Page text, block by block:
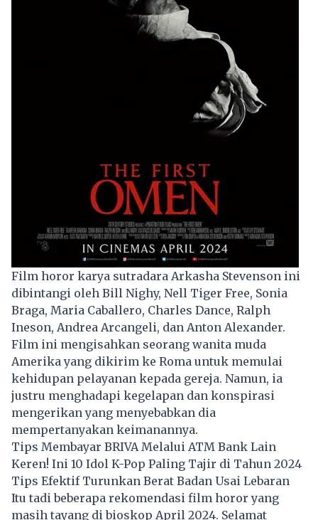
Film horor karya sutradara Arkasha Stevenson ini
dibintangi oleh Bill Nighy, Nell Tiger Free, Sonia
Braga, Maria Caballero, Charles Dance, Ralph
Ineson, Andrea Arcangeli, dan Anton Alexander.
Film ini mengisahkan seorang wanita muda
Amerika yang dikirim ke Roma untuk memulai
kehidupan pelayanan kepada gereja. Namun, ia
justru menghadapi kegelapan dan konspirasi
mengerikan yang menyebabkan dia
mempertanyakan keimanannya.
Tips Membayar BRIVA Melalui ATM Bank Lain
Keren! Ini 10 Idol K-Pop Paling Tajir di Tahun 2024
Tips Efektif Turunkan Berat Badan Usai Lebaran
Itu tadi beberapa rekomendasi film horor yang
masih tayang di bioskop April 2024. Selamat